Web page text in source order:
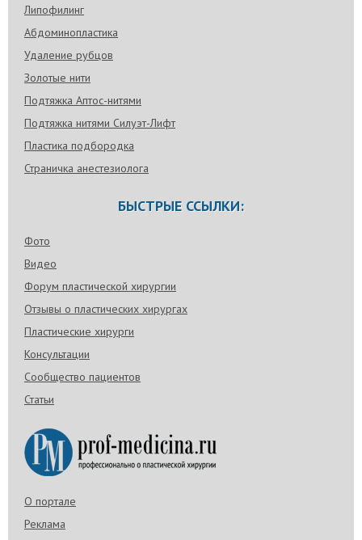
Липофилинг
Абдоминопластика
Удаление рубцов
Золотые нити
Подтяжка Аптос-нитями
Подтяжка нитями Силуэт-Лифт
Пластика подбородка
Страничка анестезиолога
БЫСТРЫЕ ССЫЛКИ:
Фото
Видео
Форум пластической хирургии
Отзывы о пластических хирургах
Пластические хирурги
Консультации
Сообщество пациентов
Статьи
О портале
Реклама